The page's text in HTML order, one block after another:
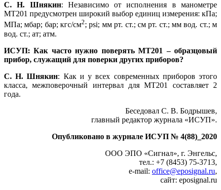
С. Н. Шнякин: Независимо от исполнения в манометре
МТ201 предусмотрен широкий выбор единиц измерения: кПа;
МПа; мбар; бар; кгс/см2; psi; мм рт. ст.; см рт. ст.; мм вод. ст.; м
вод. ст.; ат; атм.
ИСУП: Как часто нужно поверять МТ201 – образцовый
прибор, служащий для поверки других приборов?
С. Н. Шнякин: Как и у всех современных приборов этого
класса, межповерочный интервал для МТ201 составляет 2
года.
Беседовал С. В. Бодрышев,
главный редактор журнала «ИСУП».
Опубликовано в журнале ИСУП № 4(88)_2020
ООО ЭПО «Сигнал», г. Энгельс,
тел.: +7 (8453) 75-3713,
e‑mail: office@eposignal.ru,
сайт: eposignal.ru